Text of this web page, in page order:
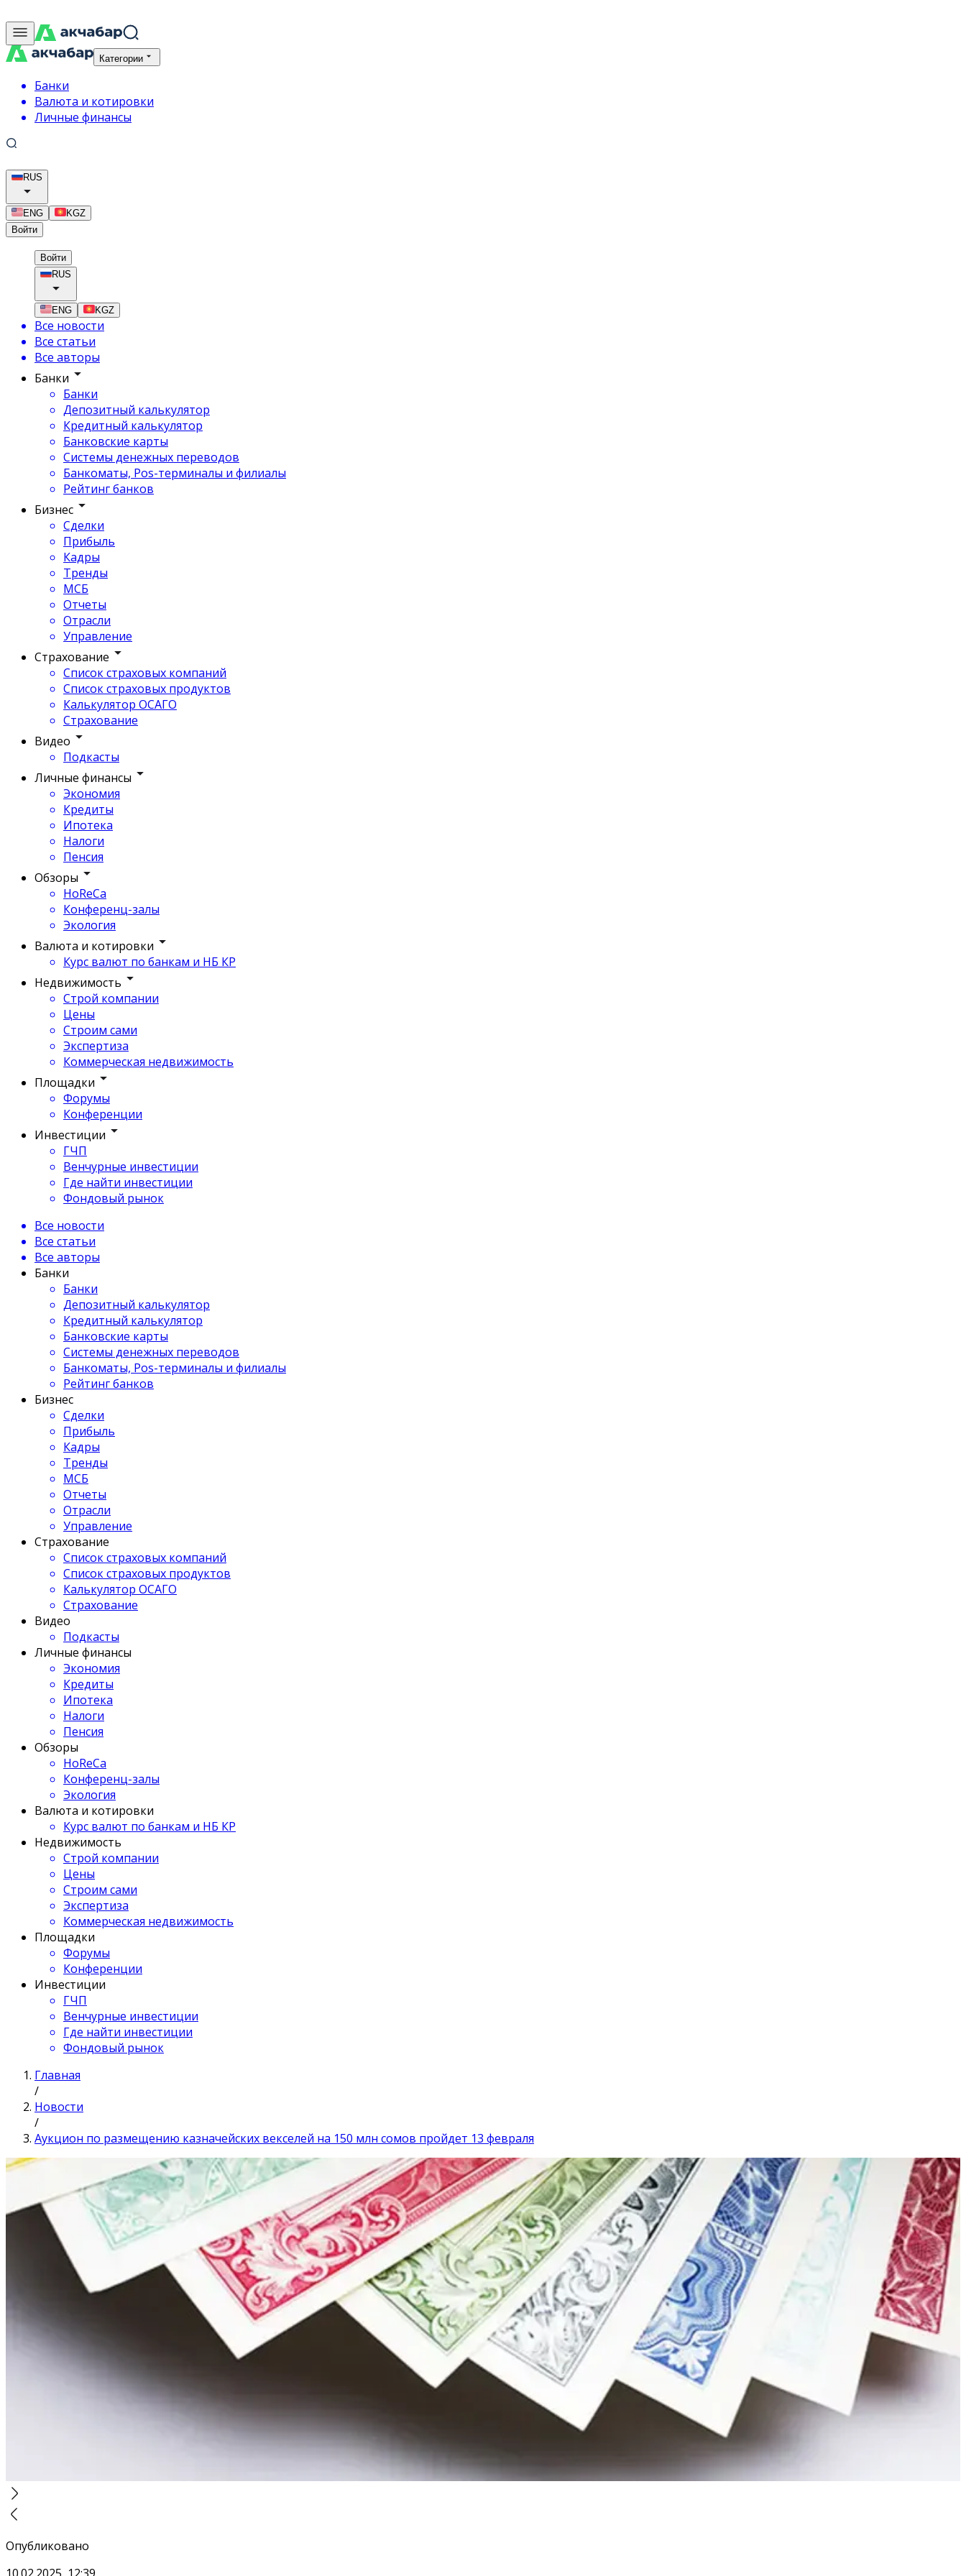
Категории
Банки
Валюта и котировки
Личные финансы
RUS
ENG
KGZ
Войти
Войти
RUS
ENG KGZ
Все новости
Все статьи
Все авторы
Банки
Банки
Депозитный калькулятор
Кредитный калькулятор
Банковские карты
Системы денежных переводов
Банкоматы, Pos-терминалы и филиалы
Рейтинг банков
Бизнес
Сделки
Прибыль
Кадры
Тренды
МСБ
Отчеты
Отрасли
Управление
Страхование
Список страховых компаний
Список страховых продуктов
Калькулятор ОСАГО
Страхование
Видео
Подкасты
Личные финансы
Экономия
Кредиты
Ипотека
Налоги
Пенсия
Обзоры
HoReCa
Конференц-залы
Экология
Валюта и котировки
Курс валют по банкам и НБ КР
Недвижимость
Строй компании
Цены
Строим сами
Экспертиза
Коммерческая недвижимость
Площадки
Форумы
Конференции
Инвестиции
ГЧП
Венчурные инвестиции
Где найти инвестиции
Фондовый рынок
Все новости
Все статьи
Все авторы
Банки
Банки
Депозитный калькулятор
Кредитный калькулятор
Банковские карты
Системы денежных переводов
Банкоматы, Pos-терминалы и филиалы
Рейтинг банков
Бизнес
Сделки
Прибыль
Кадры
Тренды
МСБ
Отчеты
Отрасли
Управление
Страхование
Список страховых компаний
Список страховых продуктов
Калькулятор ОСАГО
Страхование
Видео
Подкасты
Личные финансы
Экономия
Кредиты
Ипотека
Налоги
Пенсия
Обзоры
HoReCa
Конференц-залы
Экология
Валюта и котировки
Курс валют по банкам и НБ КР
Недвижимость
Строй компании
Цены
Строим сами
Экспертиза
Коммерческая недвижимость
Площадки
Форумы
Конференции
Инвестиции
ГЧП
Венчурные инвестиции
Где найти инвестиции
Фондовый рынок
Главная
/
Новости
/
Аукцион по размещению казначейских векселей на 150 млн сомов пройдет 13 февраля
Опубликовано